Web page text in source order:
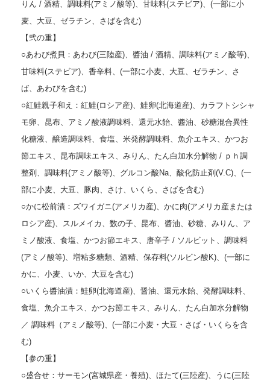
りん / 酒精、調味料(アミノ酸等)、甘味料(ステビア)、(一部に小
麦、大豆、ゼラチン、さばを含む)
【弐の重】
○あわび煮貝：あわび(三陸産)、醬油 / 酒精、調味料(アミノ酸等)、
甘味料(ステビア)、香辛料、(一部に小麦、大豆、ゼラチン、さ
ば、あわびを含む)
○紅鮭親子和え：紅鮭(ロシア産)、鮭卵(北海道産)、カラフトシシャ
モ卵、昆布、アミノ酸液調味料、還元水飴、醬油、砂糖混合異性
化糖液、醸造調味料、食塩、米発酵調味料、魚介エキス、かつお
節エキス、昆布調味エキス、みりん、たん白加水分解物 / ｐｈ調
整剤、調味料(アミノ酸等)、グルコン酸Na、酸化防止剤(V.C)、(一
部に小麦、大豆、豚肉、さけ、いくら、さばを含む)
○かに松前漬：ズワイガニ(アメリカ産)、かに肉(アメリカ産または
ロシア産)、スルメイカ、数の子、昆布、醬油、砂糖、みりん、ア
ミノ酸液、食塩、かつお節エキス、唐辛子 / ソルビット、調味料
(アミノ酸等)、増粘多糖類、酒精、保存料(ソルビン酸K)、(一部に
かに、小麦、いか、大豆を含む)
○いくら醬油漬：鮭卵(北海道産)、醤油、還元水飴、発酵調味料、
食塩、魚介エキス、かつお節エキス、みりん、たん白加水分解物
／ 調味料（アミノ酸等)、(一部に小麦・大豆・さば・いくらを含
む)
【参の重】
○盛合せ：サーモン(宮城県産・養殖)、ほたて(三陸産)、うに(三陸